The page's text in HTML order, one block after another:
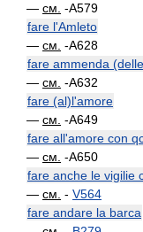
— см. -A579
fare l'Amleto
— см. -A628
fare ammenda
— см. -A632
fare (al)l'amore
— см. -A649
fare all'amore con
— см. -A650
fare anche le vigilie
— см. - V564
fare andare la barca